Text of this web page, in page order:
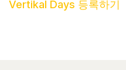
Vertikal Days 등록하기